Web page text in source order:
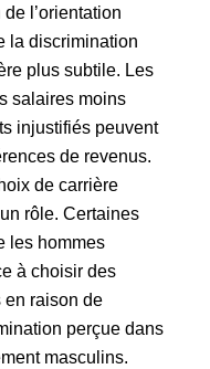
l’orientation
la discrimination
plus subtile. Les
salaires moins
injustifiés peuvent
de revenus.
de carrière
rôle. Certaines
les hommes
à choisir des
en raison de
perçue dans
masculins.